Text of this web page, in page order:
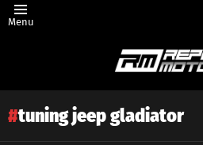
Menu
tuning jeep gladiator